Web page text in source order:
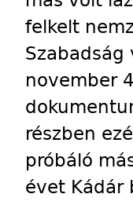
felkelt
november
részben
próbáló
évet Kádár